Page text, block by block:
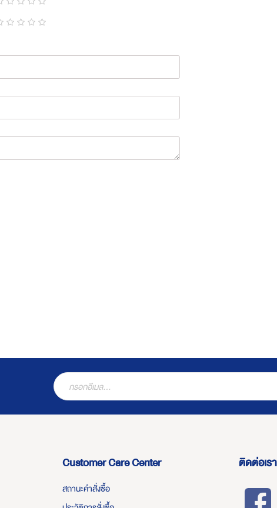
Customer Care Center
สถานะคำสั่งซื้อ
ติดต่อเรา